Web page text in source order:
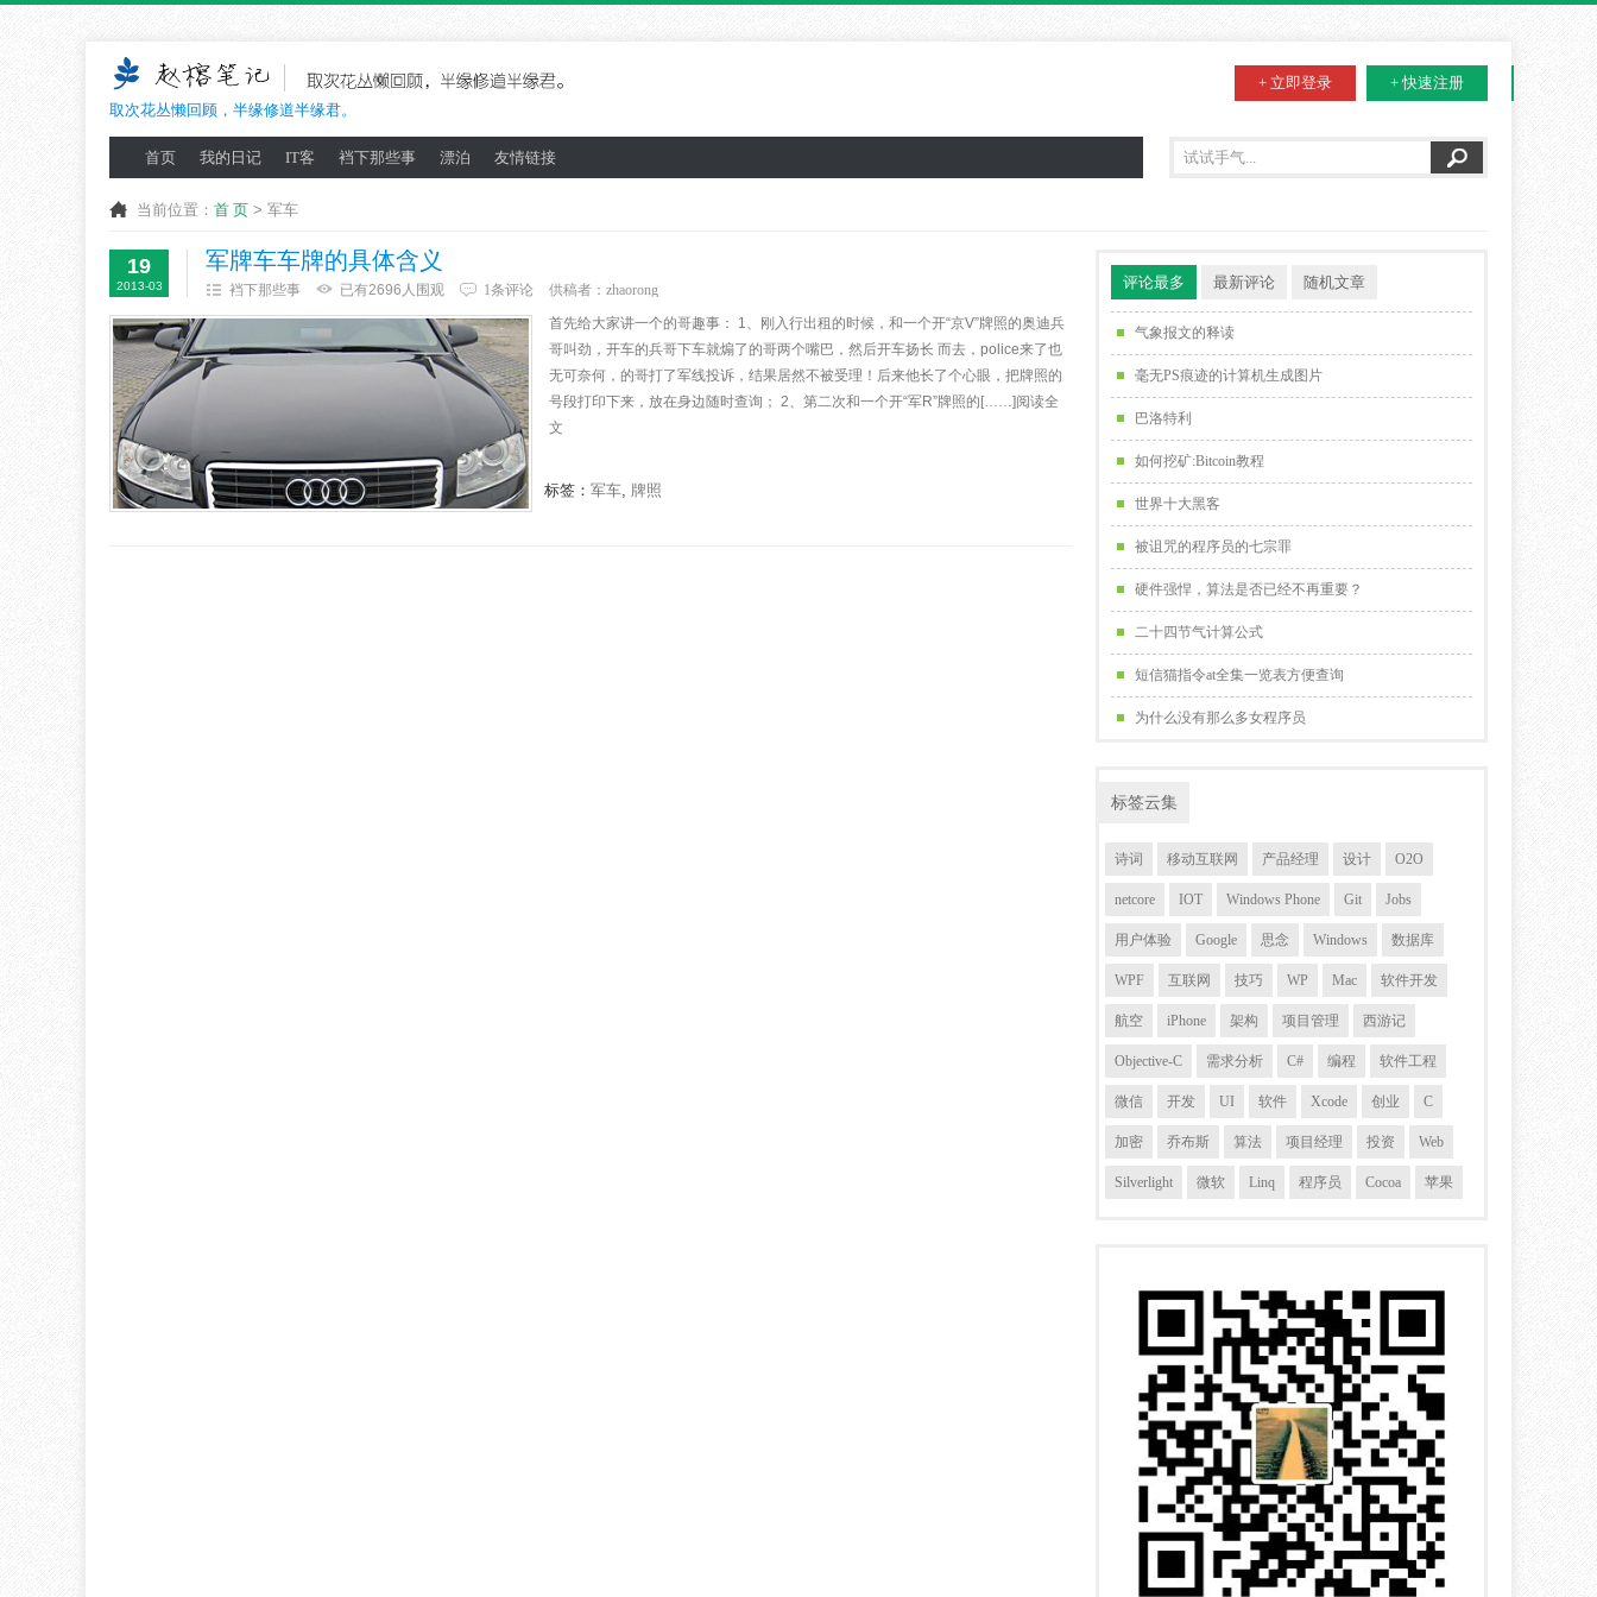
取次花丛懒回顾，半缘修道半缘君。
+ 立即登录 + 快速注册
首页 我的日记 IT客 裆下那些事 漂泊 友情链接
当前位置： 首 页 > 军车
19
2013-03
军牌车车牌的具体含义
裆下那些事 已有2696人围观 1条评论 供稿者： zhaorong
首先给大家讲一个的哥趣事： 1、刚入行出租的时候，和一个开“京V”牌照的奥迪兵
哥叫劲，开车的兵哥下车就煽了的哥两个嘴巴，然后开车扬长 而去，police来了也
无可奈何，的哥打了军线投诉，结果居然不被受理！后来他长了个心眼，把牌照的
号段打印下来，放在身边随时查询； 2、第二次和一个开“军R”牌照的[……]阅读全
文
标签： 军车, 牌照
评论最多 最新评论 随机文章
气象报文的释读
毫无PS痕迹的计算机生成图片
巴洛特利
如何挖矿:Bitcoin教程
世界十大黑客
被诅咒的程序员的七宗罪
硬件强悍，算法是否已经不再重要？
二十四节气计算公式
短信猫指令at全集一览表方便查询
为什么没有那么多女程序员
标签云集
诗词 移动互联网 产品经理 设计 O2O
netcore IOT Windows Phone Git Jobs
用户体验 Google 思念 Windows 数据库
WPF 互联网 技巧 WP Mac 软件开发
航空 iPhone 架构 项目管理 西游记
Objective-C 需求分析 C# 编程 软件工程
微信 开发 UI 软件 Xcode 创业 C
加密 乔布斯 算法 项目经理 投资 Web
Silverlight 微软 Linq 程序员 Cocoa 苹果